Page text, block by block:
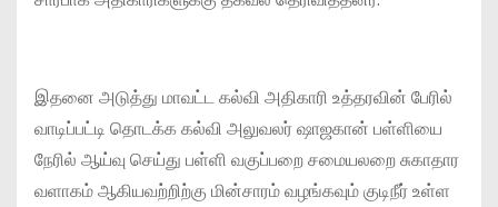
இதனை அடுத்து மாவட்ட கல்வி அதிகாரி உத்தரவின் பேரில்
வாடிப்பட்டி தொடக்க கல்வி அலுவலர் ஷாஜகான் பள்ளியை
நேரில் ஆய்வு செய்து பள்ளி வகுப்பறை சமையலறை சுகாதார
வளாகம் ஆகியவற்றிற்கு மின்சாரம் வழங்கவும் குடிநீர் உள்ள